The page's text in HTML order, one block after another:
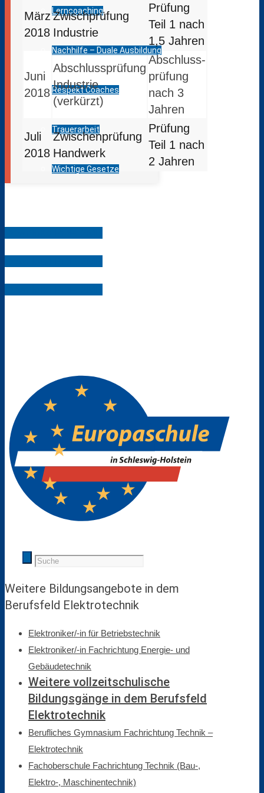
Lerncoaching
Nachhilfe – Duale Ausbildung
Respekt Coaches
Trauerarbeit
Wichtige Gesetze
März
2018
Zwischprüfung
Industrie
Prüfung
Teil 1 nach
1,5 Jahren
Juni
2018
Abschlussprüfung
Indus­trie
(verkürzt)
Abschluss­
prüfung
nach 3
Jahren
Juli
2018
Zwischen­prüfung
Hand­werk
Prüfung
Teil 1 nach
2 Jahren
Weitere Bildungs­­ange­­bote in dem
Berufsfeld Elektro­­technik
Elektroniker/-in für Betriebstechnik
Elektroniker/-in Fachrichtung Energie- und
Gebäudetechnik
Weitere vollzeitschulische
Bildungsgänge in dem Berufsfeld
Elektrotechnik
Berufliches Gymnasium Fachrichtung Technik –
Elektrotechnik
Fachoberschule Fachrichtung Technik (Bau-,
Elektro-, Maschinentechnik)